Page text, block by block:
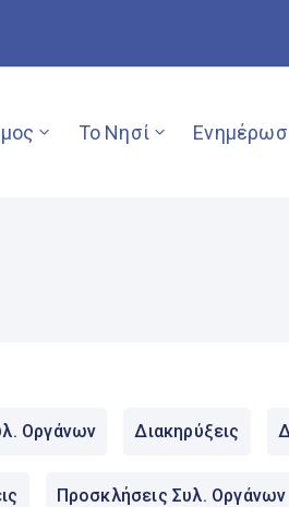
Το Νησί
Οργάνων Διακηρύξεις
Προσκλήσεις Συλ. Οργάνων